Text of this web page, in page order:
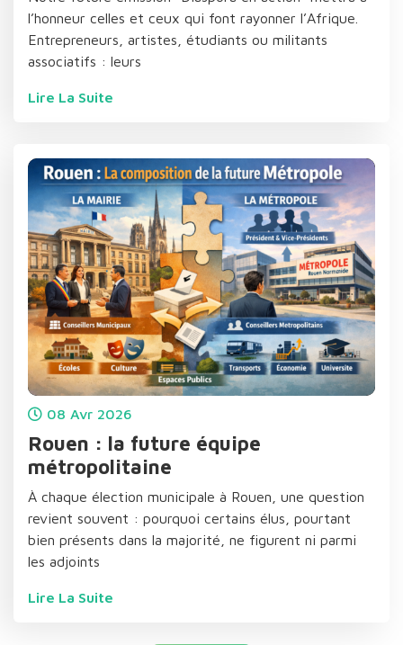
l’honneur celles et ceux qui font rayonner l’Afrique.
Entrepreneurs, artistes, étudiants ou militants
associatifs : leurs
Lire La Suite
08 Avr 2026
Rouen : la future équipe
métropolitaine
À chaque élection municipale à Rouen, une question
revient souvent : pourquoi certains élus, pourtant
bien présents dans la majorité, ne figurent ni parmi
les adjoints
Lire La Suite